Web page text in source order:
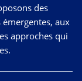
des
aux
approches qui